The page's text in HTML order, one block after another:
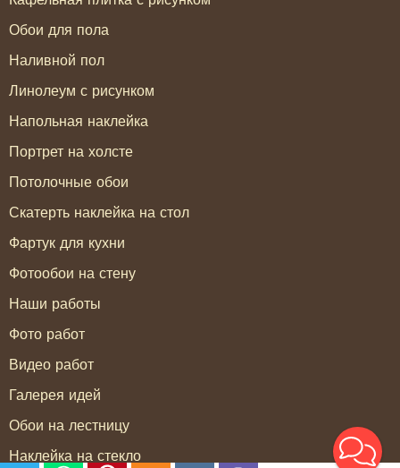
Обои для пола
Наливной пол
Линолеум с рисунком
Напольная наклейка
Портрет на холсте
Потолочные обои
Скатерть наклейка на стол
Фартук для кухни
Фотообои на стену
Наши работы
Фото работ
Видео работ
Галерея идей
Обои на лестницу
Наклейка на стекло